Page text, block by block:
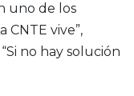
uno de los
CNTE vive”,
no hay solución